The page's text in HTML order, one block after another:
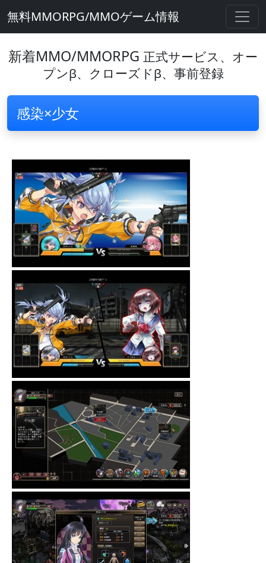
無料MMORPG/MMOゲーム情報
新着MMO/MMORPG 正式サービス、オー
プンβ、クローズドβ、事前登録
感染×少女